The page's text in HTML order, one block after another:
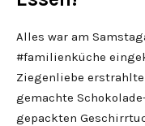
Alles war am
#familienküche
Ziegenliebe
gemachte
gepackten